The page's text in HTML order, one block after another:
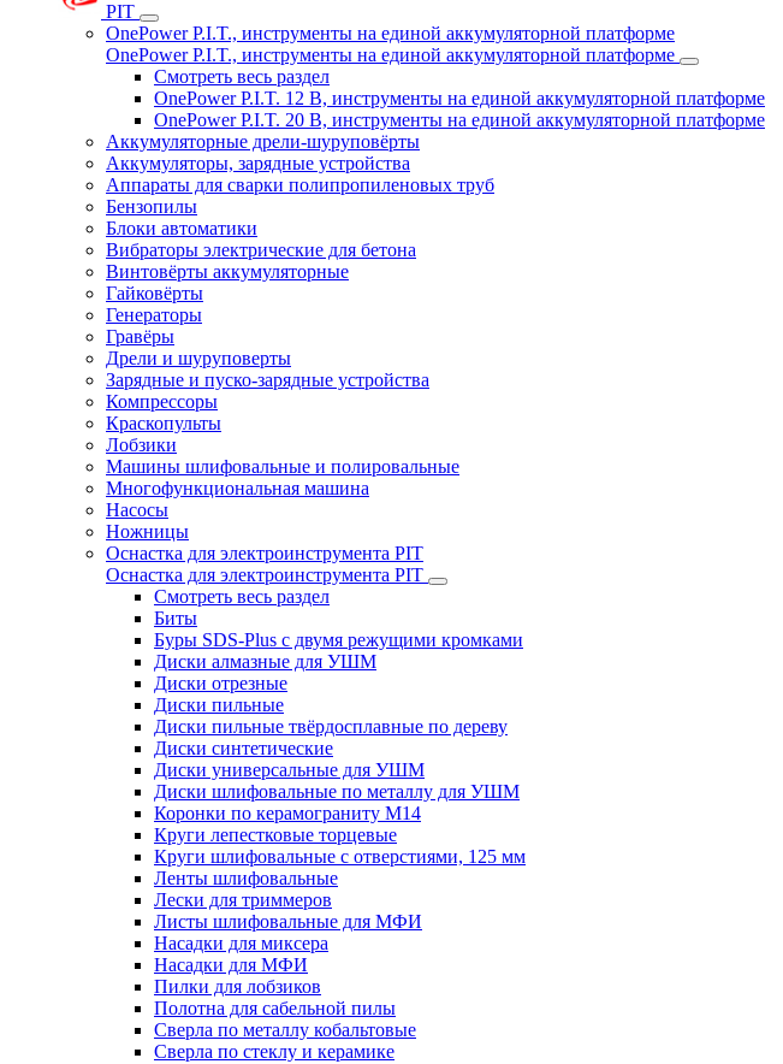
PIT
OnePower P.I.T., инструменты на единой аккумуляторной платформе
OnePower P.I.T., инструменты на единой аккумуляторной платформе
Смотреть весь раздел
OnePower P.I.T. 12 В, инструменты на единой аккумуляторной платформе
OnePower P.I.T. 20 В, инструменты на единой аккумуляторной платформе
Аккумуляторные дрели-шуруповёрты
Аккумуляторы, зарядные устройства
Аппараты для сварки полипропиленовых труб
Бензопилы
Блоки автоматики
Вибраторы электрические для бетона
Винтовёрты аккумуляторные
Гайковёрты
Генераторы
Гравёры
Дрели и шуруповерты
Зарядные и пуско-зарядные устройства
Компрессоры
Краскопульты
Лобзики
Машины шлифовальные и полировальные
Многофункциональная машина
Насосы
Ножницы
Оснастка для электроинструмента PIT
Оснастка для электроинструмента PIT
Смотреть весь раздел
Биты
Буры SDS-Plus c двумя режущими кромками
Диски алмазные для УШМ
Диски отрезные
Диски пильные
Диски пильные твёрдосплавные по дереву
Диски синтетические
Диски универсальные для УШМ
Диски шлифовальные по металлу для УШМ
Коронки по керамограниту M14
Круги лепестковые торцевые
Круги шлифовальные с отверстиями, 125 мм
Ленты шлифовальные
Лески для триммеров
Листы шлифовальные для МФИ
Насадки для миксера
Насадки для МФИ
Пилки для лобзиков
Полотна для сабельной пилы
Сверла по металлу кобальтовые
Сверла по стеклу и керамике